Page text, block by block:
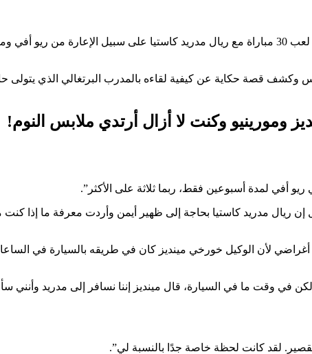
، حيث لعب 30 مباراة مع ريال مدريد كاستيا على سبيل الإعارة من ريو أفي
قصة حكاية عن كيفية لقاءه بالمدرب البرتغالي الذي يتولى
ومورينيو وكنت لا أزال أرتدي ملابس النوم!
أفي لمدة أسبوعين فقط، ربما ثلاثة على الأكثر”.
ريال مدريد كاستيا بحاجة إلى ظهير أيمن وأردت معرفة ما إذا كنت
لأن الوكيل خورخي مينديز كان في طريقه بالسيارة في
وقت ما في السيارة، قال مينديز إننا نسافر إلى مدريد وأنني
لقد كانت لحظة خاصة جدًا بالنسبة لي”.